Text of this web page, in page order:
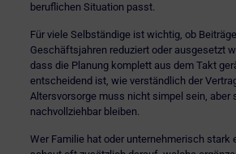
beruflichen Situation passt.
Für viele Selbständige ist wichtig, ob
Geschäftsjahren reduziert oder ausgesetzt
dass die Planung komplett aus dem Takt
entscheidend ist, wie verständlich der
Altersvorsorge muss nicht simpel sein, aber
nachvollziehbar bleiben.
Wer Familie hatoder unternehmerisch stark